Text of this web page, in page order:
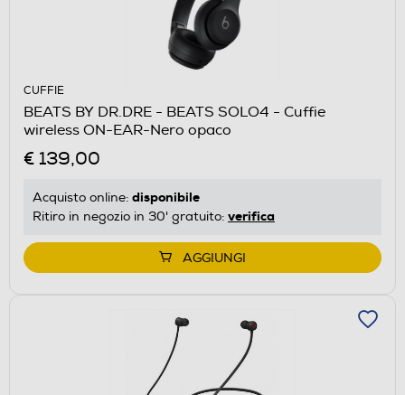
CUFFIE
BEATS BY DR.DRE - BEATS SOLO4 - Cuffie
wireless ON-EAR-Nero opaco
€ 139,00
Acquisto online: disponibile
Ritiro in negozio in 30' gratuito: verifica
AGGIUNGI